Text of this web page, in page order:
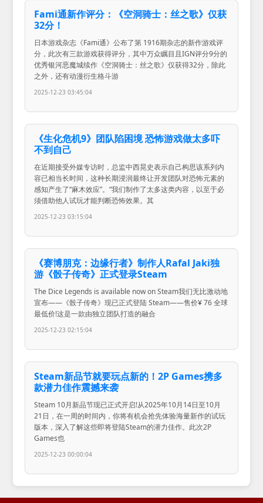
Fami通新作评分：《空洞骑士：丝之歌》仅获
32分！
日本游戏杂志《Fami通》公布了第 1916期杂志的新作游戏评
分，此次有三款游戏获得评分，其中万众瞩目且IGN评分9分的
优秀银河恶魔城续作《空洞骑士：丝之歌》仅获得32分，除此
之外，还有动漫衍生格斗游
2025-12-23 03:45:04
《生化危机9》团队陷困境 恐怖游戏做太多吓
不到自己
在近期接受外媒专访时，总监中西晃史表示自己构思该系列内
容已相当长时间，这种长期浸润最终让开发团队对恐怖元素的
感知产生了“麻木效应”。“我们制作了太多这类内容，以至于必
须借助他人试玩才能判断恐怖效果。其
2025-12-23 03:15:04
《赛博朋克：边缘行者》制作人Rafal Jaki独
游《骰子传奇》正式登录Steam
The Dice Legends is available now on Steam我们无比激动地
宣布——《骰子传奇》现已正式登陆 Steam——售价¥ 76 全球
最低价!这是一款由独立团队打造的融合
2025-12-23 02:15:04
Steam新品节就要玩点新的！2P Games携多
款潜力佳作震撼来袭
Steam 10月新品节现已正式开启!从2025年10月14日至10月
21日，在一周的时间内，你将有机会抢先体验海量新作的试玩
版本，深入了解这些即将登陆Steam的潜力佳作。此次2P
Games也
2025-12-23 00:00:04